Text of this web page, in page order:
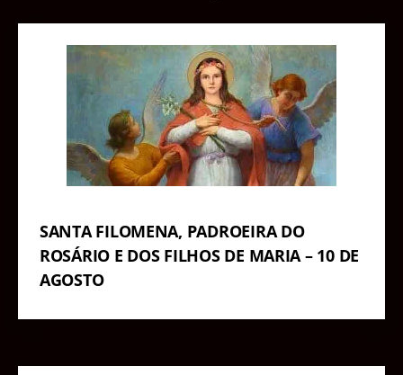
SANTA FILOMENA, PADROEIRA DO
ROSÁRIO E DOS FILHOS DE MARIA – 10 DE
AGOSTO